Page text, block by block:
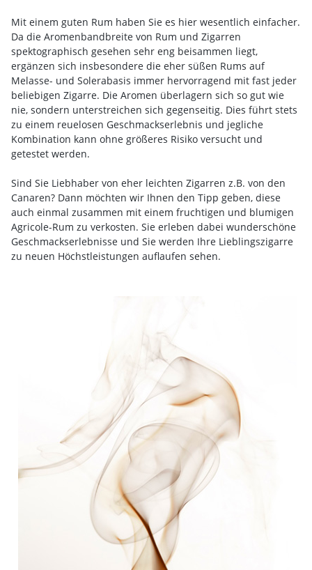
Mit einem guten Rum haben Sie es hier wesentlich einfacher.
Da die Aromenbandbreite von Rum und Zigarren
spektographisch gesehen sehr eng beisammen liegt,
ergänzen sich insbesondere die eher süßen Rums auf
Melasse- und Solerabasis immer hervorragend mit fast jeder
beliebigen Zigarre. Die Aromen überlagern sich so gut wie
nie, sondern unterstreichen sich gegenseitig. Dies führt stets
zu einem reuelosen Geschmackserlebnis und jegliche
Kombination kann ohne größeres Risiko versucht und
getestet werden.
Sind Sie Liebhaber von eher leichten Zigarren z.B. von den
Canaren? Dann möchten wir Ihnen den Tipp geben, diese
auch einmal zusammen mit einem fruchtigen und blumigen
Agricole-Rum zu verkosten. Sie erleben dabei wunderschöne
Geschmackserlebnisse und Sie werden Ihre Lieblingszigarre
zu neuen Höchstleistungen auflaufen sehen.